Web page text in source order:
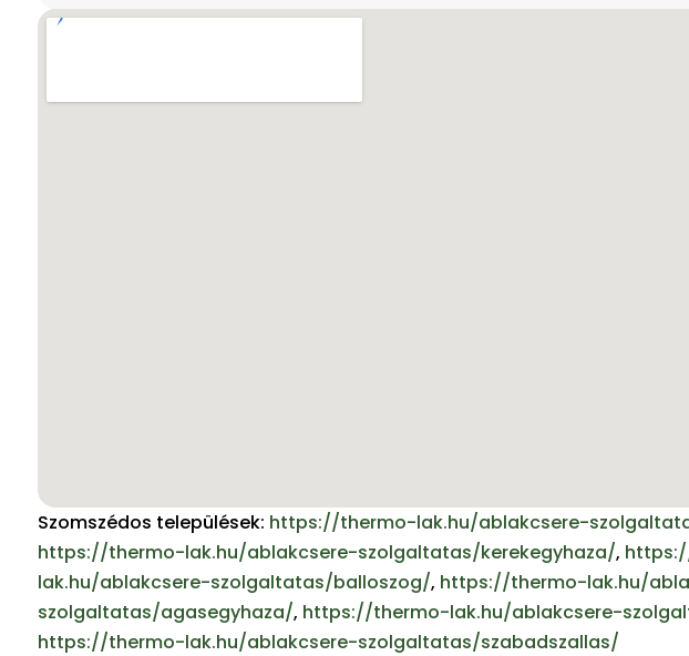
Szomszédos települések: https://thermo-lak.hu/ablakcsere-
https://thermo-lak.hu/ablakcsere-szolgaltatas/kerekegyhaza/,
lak.hu/ablakcsere-szolgaltatas/balloszog/, https://thermo-lak.hu/
szolgaltatas/agasegyhaza/, https://thermo-lak.hu/ablakcsere-
https://thermo-lak.hu/ablakcsere-szolgaltatas/szabadszallas/